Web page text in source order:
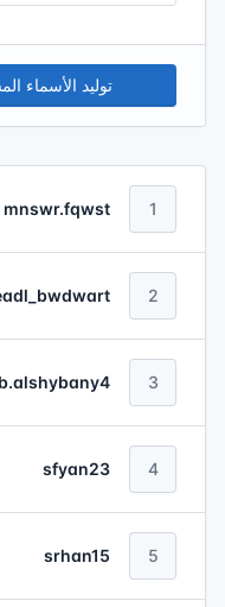
توليد الأسماء
1
mnswr.fqwst
2
3
4
sfyan23
5
srhan15